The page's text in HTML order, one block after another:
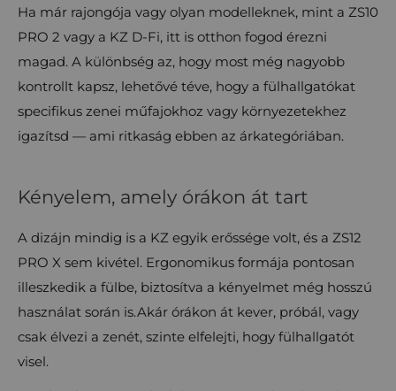
Ha már rajongója vagy olyan modelleknek, mint a ZS10
PRO 2 vagy a KZ D-Fi, itt is otthon fogod érezni
magad. A különbség az, hogy most még nagyobb
kontrollt kapsz, lehetővé téve, hogy a fülhallgatókat
specifikus zenei műfajokhoz vagy környezetekhez
igazítsd — ami ritkaság ebben az árkategóriában.
Kényelem, amely órákon át tart
A dizájn mindig is a KZ egyik erőssége volt, és a ZS12
PRO X sem kivétel. Ergonomikus formája pontosan
illeszkedik a fülbe, biztosítva a kényelmet még hosszú
használat során is.Akár órákon át kever, próbál, vagy
csak élvezi a zenét, szinte elfelejti, hogy fülhallgatót
visel.